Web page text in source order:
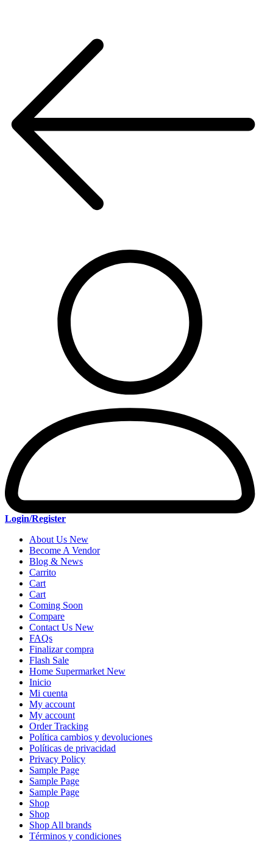
Login/Register
About Us New
Become A Vendor
Blog & News
Carrito
Cart
Cart
Coming Soon
Compare
Contact Us New
FAQs
Finalizar compra
Flash Sale
Home Supermarket New
Inicio
Mi cuenta
My account
My account
Order Tracking
Política cambios y devoluciones
Políticas de privacidad
Privacy Policy
Sample Page
Sample Page
Sample Page
Shop
Shop
Shop All brands
Términos y condiciones